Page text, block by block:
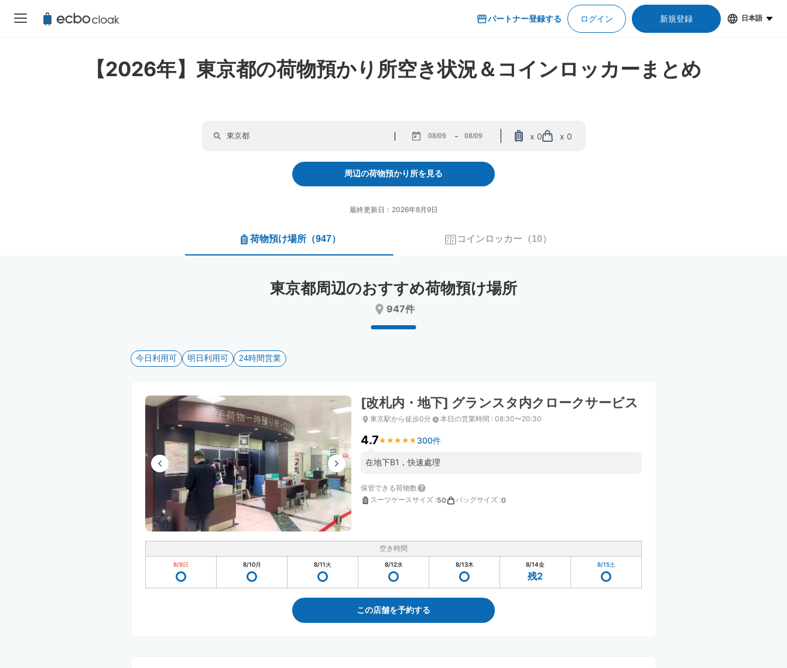
パートナー登録する ログイン 新規登録 日本語
【2026年】東京都の荷物預かり所空き状況＆コインロッカーまとめ
forward
to
interact
the
select
Press
the
for
changing
dates.
-
backward
interact
select
the
for
changing
dates.
x 0 x 0
周辺の荷物預かり所を見る
最終更新日：2026年8月9日
荷物預け場所（947） コインロッカー （10）
東京都周辺のおすすめ荷物預け場所
947件
今日利用可 明日利用可 24時間営業
[改札内・地下] グランスタ内クロークサービス
東京駅から徒歩0分 本日の営業時間 : 08:30〜20:30
4.7★ ★ ★ ★ ★
★ ★ ★ ★ ★ 300件
在地下B1，快速處理
保管できる荷物数
スーツケースサイズ :50 バッグサイズ :0
空き時間
8/9日 8/10月 8/11火 8/12水 8/13木 8/14金
残2
8/15土
この店舗を予約する